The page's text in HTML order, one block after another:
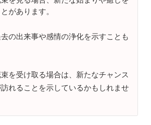
があります。
の出来事や感情の浄化を示すことも
を受け取る場合は、新たなチャンス
れることを示しているかもしれませ